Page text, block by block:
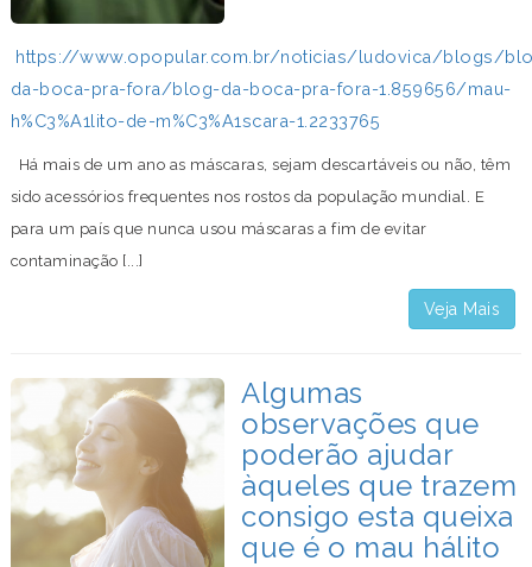
https://www.opopular.com.br/noticias/ludovica/blogs/
da-boca-pra-fora/blog-da-boca-pra-fora-1.859656/mau-
h%C3%A1lito-de-m%C3%A1scara-1.2233765
Há mais de um ano as máscaras, sejam descartáveis ou não, têm
sido acessórios frequentes nos rostos da população mundial. E
para um país que nunca usou máscaras a fim de evitar
contaminação [...]
Veja Mais
Algumas
observações que
poderão ajudar
àqueles que trazem
consigo esta queixa
que é o mau hálito